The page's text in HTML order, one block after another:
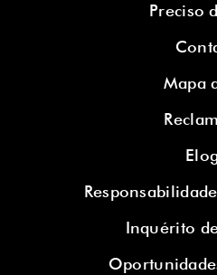
Preciso
Mapa
Inquérito